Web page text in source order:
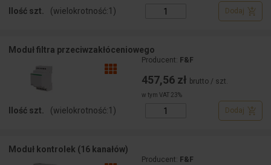
Ilość szt. (wielokrotność:1 ) Dodaj
Moduł filtra przeciwzakłóceniowego
Producent: F&F
457,56 zł brutto / szt.
w tym VAT 23%
Ilość szt. (wielokrotność:1 ) Dodaj
Moduł kontrolek (16 kanałów)
Producent: F&F